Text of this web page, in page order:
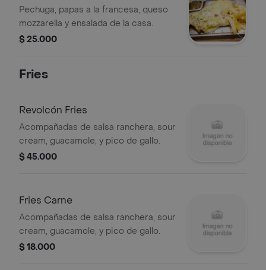
Pechuga, papas a la francesa, queso
mozzarella y ensalada de la casa.
$ 25.000
Fries
Revolcón Fries
Acompañadas de salsa ranchera, sour
cream, guacamole, y pico de gallo.
$ 45.000
Fries Carne
Acompañadas de salsa ranchera, sour
cream, guacamole, y pico de gallo.
$ 18.000